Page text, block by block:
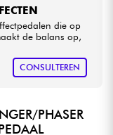
die op
de balans op,
CONSULTEREN
PHASER